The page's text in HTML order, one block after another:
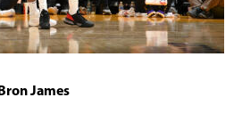
James